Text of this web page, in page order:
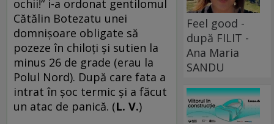
ochii!“ i-a ordonat gentilomul
Cătălin Botezatu unei
domnişoare obligate să
pozeze în chiloţi şi sutien la
minus 26 de grade (erau la
Polul Nord). După care fata a
intrat în şoc termic şi a făcut
un atac de panică. (L. V.)
Feel good -
după FILIT -
Ana Maria
SANDU